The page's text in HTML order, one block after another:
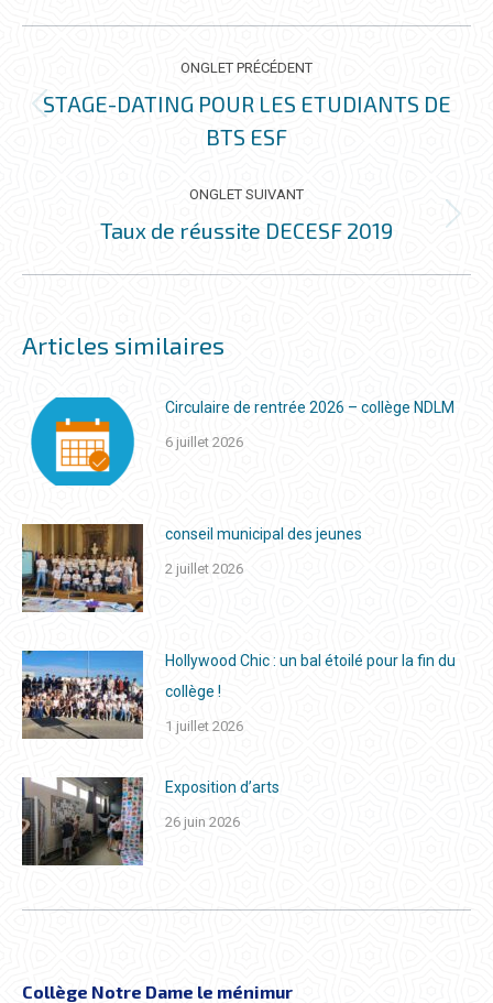
NAVIGATION
DE
COMMENTAIRE
ONGLET PRÉCÉDENT
Onglet
précédent
STAGE-DATING POUR LES ETUDIANTS DE
BTS ESF
ONGLET SUIVANT
Onglet
Taux de réussite DECESF 2019
Articles similaires
Circulaire de rentrée 2026 – collège NDLM
6 juillet 2026
conseil municipal des jeunes
2 juillet 2026
Hollywood Chic : un bal étoilé pour la fin du
collège !
1 juillet 2026
Exposition d’arts
26 juin 2026
Collège Notre Dame le ménimur